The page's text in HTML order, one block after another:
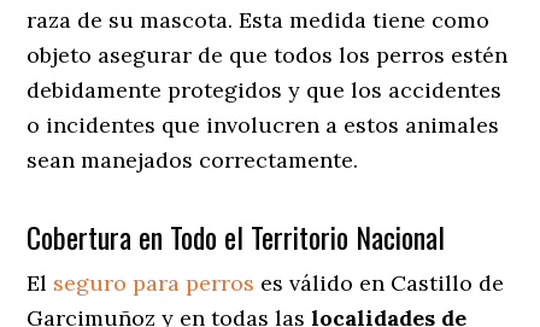
raza de su mascota. Esta medida tiene como
objeto asegurar de que todos los perros estén
debidamente protegidos y que los accidentes
o incidentes que involucren a estos animales
sean manejados correctamente.
Cobertura en Todo el Territorio Nacional
El seguro para perros es válido en Castillo de
Garcimuñoz y en todas laslocalidades de